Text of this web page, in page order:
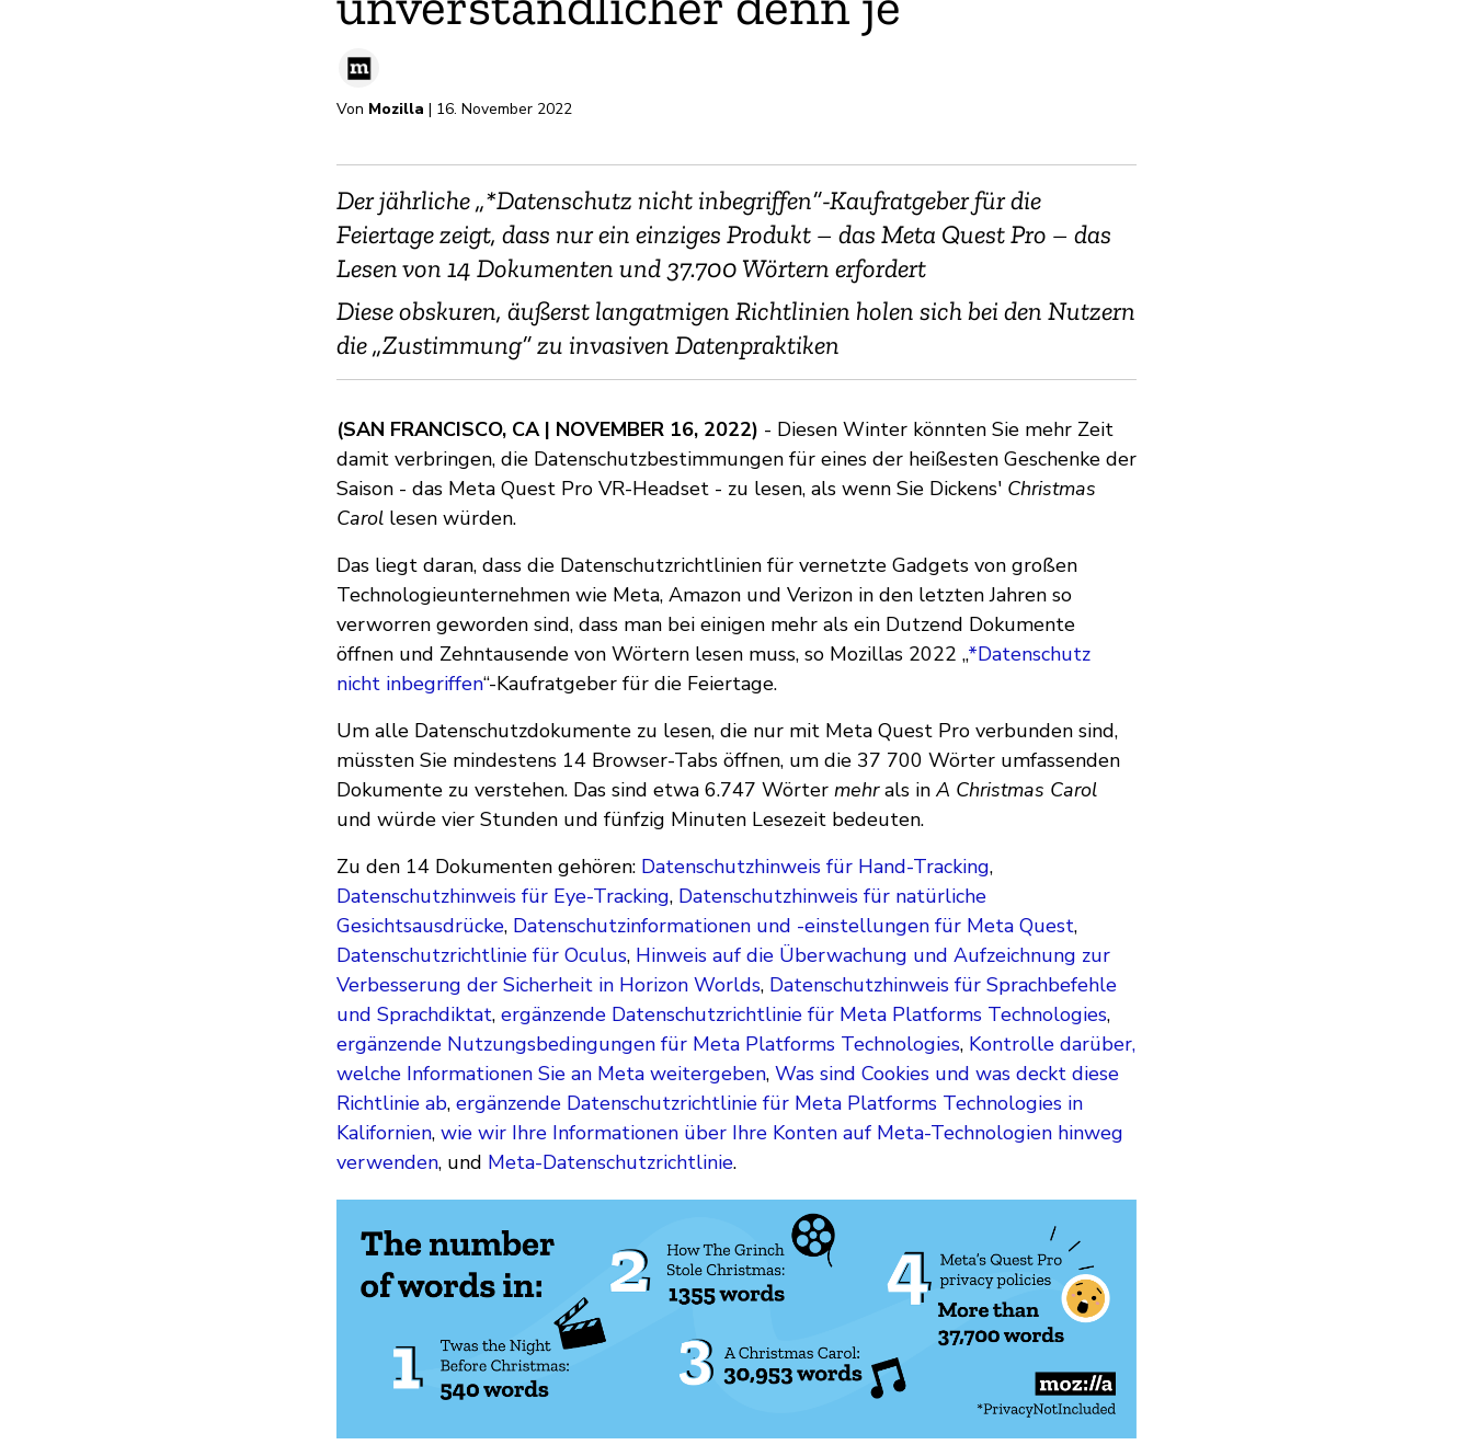
Von Mozilla | 16. November 2022
Der jährliche „*Datenschutz nicht inbegriffen“-Kaufratgeber für die
Feiertage zeigt, dass nur ein einziges Produkt – das Meta Quest Pro – das
Lesen von 14 Dokumenten und 37.700 Wörtern erfordert
Diese obskuren, äußerst langatmigen Richtlinien holen sich bei den Nutzern
die „Zustimmung“ zu invasiven Datenpraktiken
(SAN FRANCISCO, CA | NOVEMBER 16, 2022) - Diesen Winter könnten Sie mehr Zeit
damit verbringen, die Datenschutzbestimmungen für eines der heißesten Geschenke der
Saison - das Meta Quest Pro VR-Headset - zu lesen, als wenn Sie Dickens' Christmas
Carol lesen würden.
Das liegt daran, dass die Datenschutzrichtlinien für vernetzte Gadgets von großen
Technologieunternehmen wie Meta, Amazon und Verizon in den letzten Jahren so
verworren geworden sind, dass man bei einigen mehr als ein Dutzend Dokumente
öffnen und Zehntausende von Wörtern lesen muss, so Mozillas 2022 „*Datenschutz
nicht inbegriffen“-Kaufratgeber für die Feiertage.
Um alle Datenschutzdokumente zu lesen, die nur mit Meta Quest Pro verbunden sind,
müssten Sie mindestens 14 Browser-Tabs öffnen, um die 37 700 Wörter umfassenden
Dokumente zu verstehen. Das sind etwa 6.747 Wörter mehrals inA Christmas Carol
und würde vier Stunden und fünfzig Minuten Lesezeit bedeuten.
Zu den 14 Dokumenten gehören: Datenschutzhinweis für Hand-Tracking,
Datenschutzhinweis für Eye-Tracking, Datenschutzhinweis für natürliche
Gesichtsausdrücke, Datenschutzinformationen und -einstellungen für Meta Quest,
Datenschutzrichtlinie für Oculus, Hinweis auf die Überwachung und Aufzeichnung zur
Verbesserung der Sicherheit in Horizon Worlds, Datenschutzhinweis für Sprachbefehle
und Sprachdiktat, ergänzende Datenschutzrichtlinie für Meta Platforms Technologies,
ergänzende Nutzungsbedingungen für Meta Platforms Technologies, Kontrolle darüber,
welche Informationen Sie an Meta weitergeben, Was sind Cookies und was deckt diese
Richtlinie ab, ergänzende Datenschutzrichtlinie für Meta Platforms Technologies in
Kalifornien, wie wir Ihre Informationen über Ihre Konten auf Meta-Technologien hinweg
verwenden, und Meta-Datenschutzrichtlinie.